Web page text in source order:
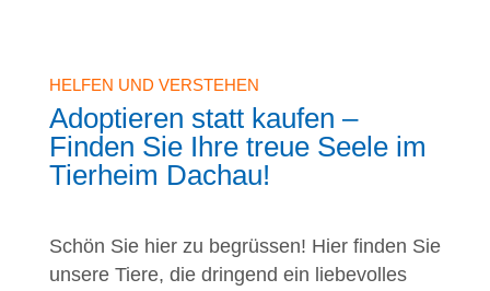
HELFEN UND VERSTEHEN
Adoptieren statt kaufen –
Finden Sie Ihre treue Seele im
Tierheim Dachau!
Schön Sie hier zu begrüssen! Hier finden Sie
unsere Tiere, die dringend ein liebevolles